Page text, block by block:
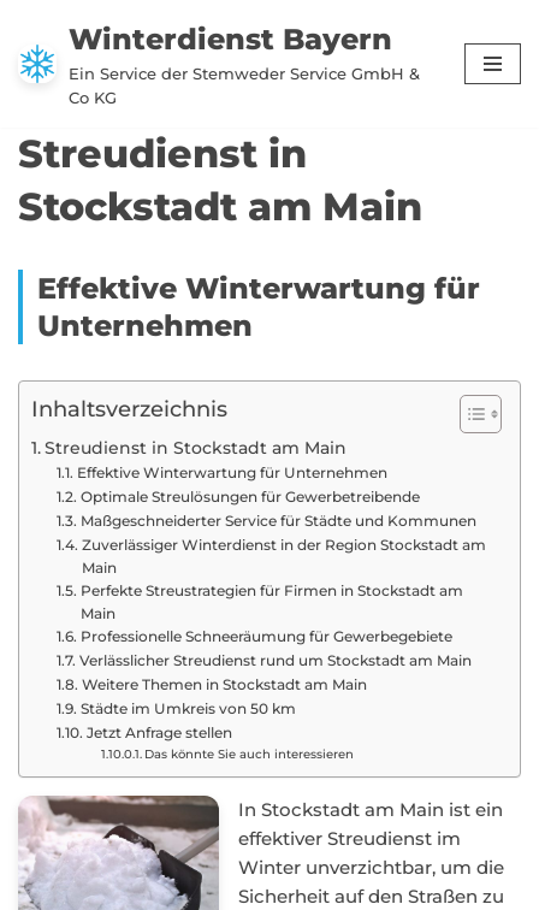
Zum
Inhalt
Winterdienst Bayern
Ein Service der Stemweder Service GmbH &
Co KG
Streudienst in
Stockstadt am Main
Effektive Winterwartung für
Unternehmen
Inhaltsverzeichnis
Streudienst in Stockstadt am Main
Effektive Winterwartung für Unternehmen
Optimale Streulösungen für Gewerbetreibende
Maßgeschneiderter Service für Städte und Kommunen
Zuverlässiger Winterdienst in der Region Stockstadt am
Main
Perfekte Streustrategien für Firmen in Stockstadt am
Main
Professionelle Schneeräumung für Gewerbegebiete
Verlässlicher Streudienst rund um Stockstadt am Main
Weitere Themen in Stockstadt am Main
Städte im Umkreis von 50 km
Jetzt Anfrage stellen
Das könnte Sie auch interessieren
In Stockstadt am Main ist ein
effektiver Streudienst im
Winter unverzichtbar, um die
Sicherheit auf den Straßen zu